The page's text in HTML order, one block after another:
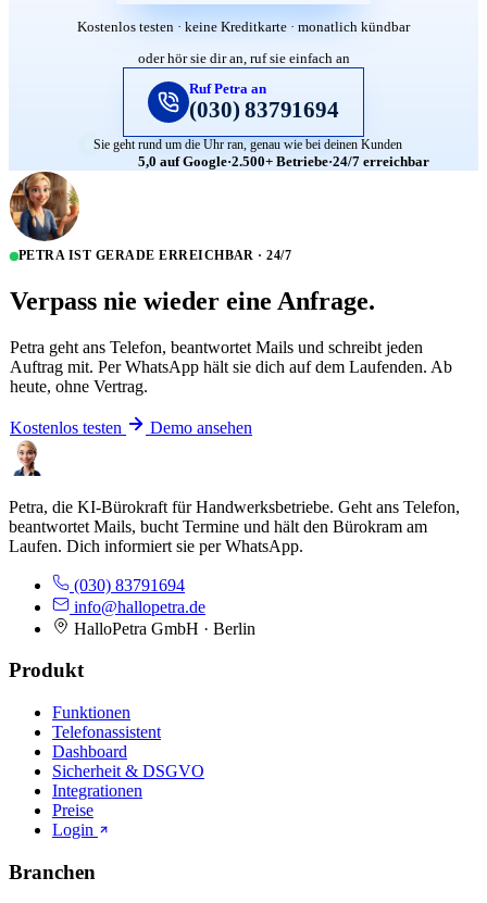
Kostenlos testen · keine Kreditkarte · monatlich kündbar
oder hör sie dir an, ruf sie einfach an
Ruf Petra an
(030) 83791694
Sie geht rund um die Uhr ran, genau wie bei deinen Kunden
5,0 auf Google·2.500+ Betriebe·24/7 erreichbar
PETRA IST GERADE ERREICHBAR · 24/7
Verpass nie wieder eine Anfrage.
Petra geht ans Telefon, beantwortet Mails und schreibt jeden
Auftrag mit. Per WhatsApp hält sie dich auf dem Laufenden. Ab
heute, ohne Vertrag.
Kostenlos testen Demo ansehen
Petra, die KI-Bürokraft für Handwerksbetriebe. Geht ans Telefon,
beantwortet Mails, bucht Termine und hält den Bürokram am
Laufen. Dich informiert sie per WhatsApp.
(030) 83791694
info@hallopetra.de
HalloPetra GmbH · Berlin
Produkt
Funktionen
Telefonassistent
Dashboard
Sicherheit & DSGVO
Integrationen
Preise
Login
Branchen